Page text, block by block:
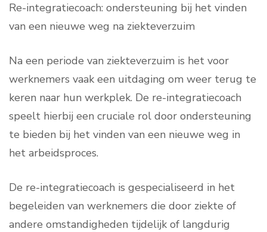
Re-integratiecoach: ondersteuning bij het vinden
van een nieuwe weg na ziekteverzuim
Na een periode van ziekteverzuim is het voor
werknemers vaak een uitdaging om weer terug te
keren naar hun werkplek. De re-integratiecoach
speelt hierbij een cruciale rol door ondersteuning
te bieden bij het vinden van een nieuwe weg in
het arbeidsproces.
De re-integratiecoach is gespecialiseerd in het
begeleiden van werknemers die door ziekte of
andere omstandigheden tijdelijk of langdurig